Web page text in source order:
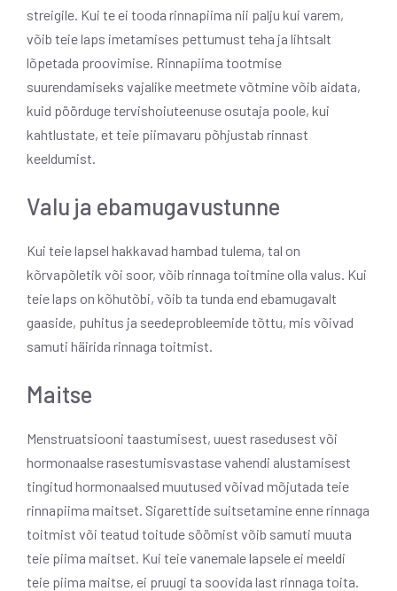
streigile. Kui te ei tooda rinnapiima nii palju kui varem,
võib teie laps imetamises pettumust teha ja lihtsalt
lõpetada proovimise. Rinnapiima tootmise
suurendamiseks vajalike meetmete võtmine võib aidata,
kuid pöörduge tervishoiuteenuse osutaja poole, kui
kahtlustate, et teie piimavaru põhjustab rinnast
keeldumist.
Valu ja ebamugavustunne
Kui teie lapsel hakkavad hambad tulema, tal on
kõrvapõletik või soor, võib rinnaga toitmine olla valus. Kui
teie laps on kõhutõbi, võib ta tunda end ebamugavalt
gaaside, puhitus ja seedeprobleemide tõttu, mis võivad
samuti häirida rinnaga toitmist.
Maitse
Menstruatsiooni taastumisest, uuest rasedusest või
hormonaalse rasestumisvastase vahendi alustamisest
tingitud hormonaalsed muutused võivad mõjutada teie
rinnapiima maitset. Sigarettide suitsetamine enne rinnaga
toitmist või teatud toitude söömist võib samuti muuta
teie piima maitset. Kui teie vanemale lapsele ei meeldi
teie piima maitse, ei pruugi ta soovida last rinnaga toita.